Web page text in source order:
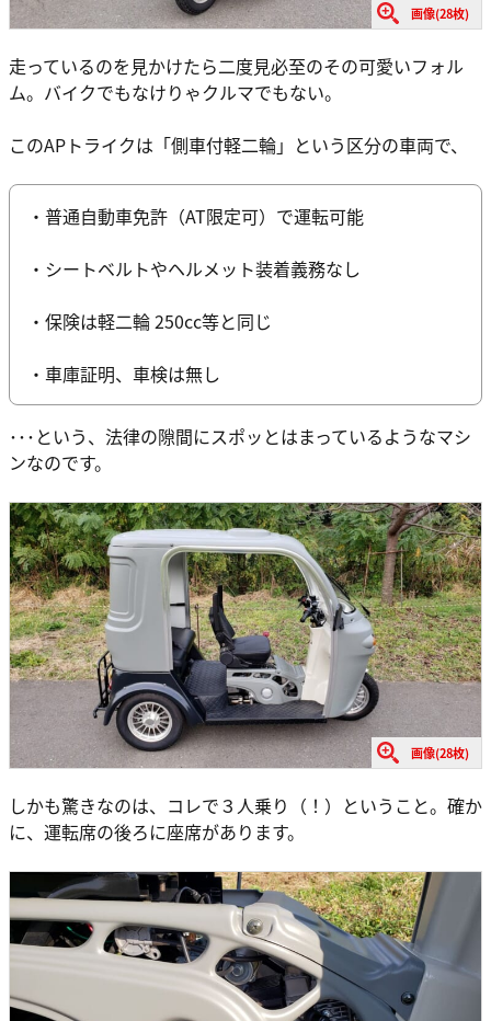
画像(28枚)
走っているのを見かけたら二度見必至のその可愛いフォル
ム。バイクでもなけりゃクルマでもない。
このAPトライクは「側車付軽二輪」という区分の車両で、
・普通自動車免許（AT限定可）で運転可能
・シートベルトやヘルメット装着義務なし
・保険は軽二輪 250cc等と同じ
・車庫証明、車検は無し
･･･という、法律の隙間にスポッとはまっているようなマシ
ンなのです。
画像(28枚)
しかも驚きなのは、コレで３人乗り（！）ということ。確か
に、運転席の後ろに座席があります。